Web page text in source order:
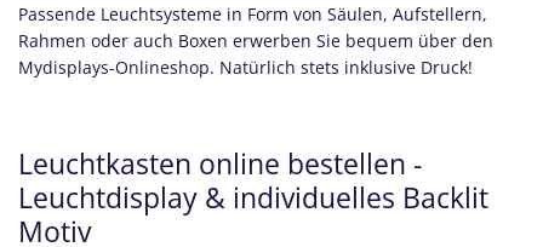
Passende Leuchtsysteme in Form von Säulen, Aufstellern,
Rahmen oder auch Boxen erwerben Sie bequem über den
Mydisplays-Onlineshop. Natürlich stets inklusive Druck!
Leuchtkasten online bestellen -
Leuchtdisplay & individuelles Backlit
Motiv